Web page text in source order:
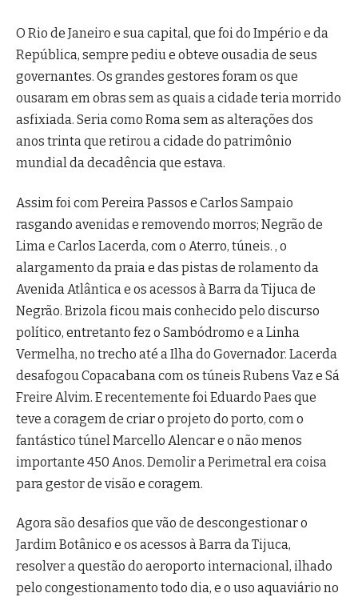
O Rio de Janeiro e sua capital, que foi do Império e da
República, sempre pediu e obteve ousadia de seus
governantes. Os grandes gestores foram os que
ousaram em obras sem as quais a cidade teria morrido
asfixiada. Seria como Roma sem as alterações dos
anos trinta que retirou a cidade do patrimônio
mundial da decadência que estava.
Assim foi com Pereira Passos e Carlos Sampaio
rasgando avenidas e removendo morros; Negrão de
Lima e Carlos Lacerda, com o Aterro, túneis. , o
alargamento da praia e das pistas de rolamento da
Avenida Atlântica e os acessos à Barra da Tijuca de
Negrão. Brizola ficou mais conhecido pelo discurso
político, entretanto fez o Sambódromo e a Linha
Vermelha, no trecho até a Ilha do Governador. Lacerda
desafogou Copacabana com os túneis Rubens Vaz e Sá
Freire Alvim. E recentemente foi Eduardo Paes que
teve a coragem de criar o projeto do porto, com o
fantástico túnel Marcello Alencar e o não menos
importante 450 Anos. Demolir a Perimetral era coisa
para gestor de visão e coragem.
Agora são desafios que vão de descongestionar o
Jardim Botânico e os acessos à Barra da Tijuca,
resolver a questão do aeroporto internacional, ilhado
pelo congestionamento todo dia, e o uso aquaviário no